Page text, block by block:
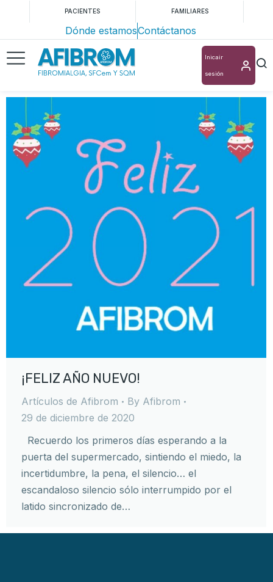
PACIENTES FAMILIARES
Dónde estamosContáctanos
Inicair
sesión
¡FELIZ AÑO NUEVO!
Artículos de Afibrom By Afibrom
29 de diciembre de 2020
Recuerdo los primeros días esperando a la
puerta del supermercado, sintiendo el miedo, la
incertidumbre, la pena, el silencio… el
escandaloso silencio sólo interrumpido por el
latido sincronizado de…